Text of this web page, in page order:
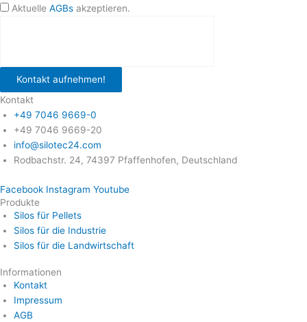
Aktuelle AGBs akzeptieren.
Kontakt aufnehmen!
Kontakt
+49 7046 9669-0
+49 7046 9669-20
info@silotec24.com
Rodbachstr. 24, 74397 Pfaffenhofen, Deutschland
Facebook Instagram Youtube
Produkte
Silos für Pellets
Silos für die Industrie
Silos für die Landwirtschaft
Informationen
Kontakt
Impressum
AGB